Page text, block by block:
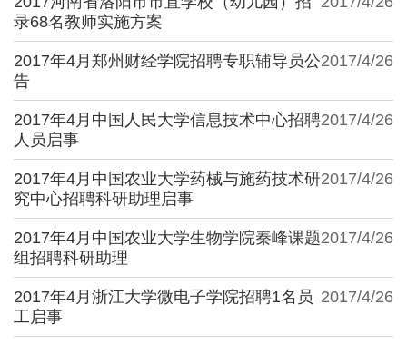
录68名教师实施方案
2017/4/26
2017年4月郑州财经学院招聘专职辅导员公
告
2017/4/26
2017年4月中国人民大学信息技术中心招聘
人员启事
2017/4/26
2017年4月中国农业大学药械与施药技术研
究中心招聘科研助理启事
2017/4/26
2017年4月中国农业大学生物学院秦峰课题
组招聘科研助理
2017/4/26
2017年4月浙江大学微电子学院招聘1名员
工启事